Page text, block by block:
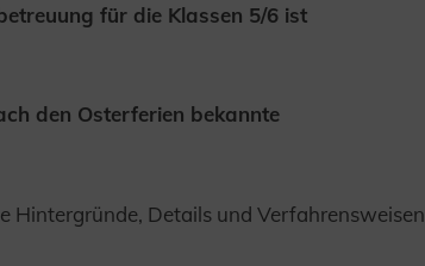
für die Klassen 5/6 ist
den Osterferien bekannte
Hintergründe, Details und Verfahrensweisen